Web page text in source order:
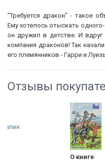
"Требуется дракон" - такое
Ему хотелось отыскать
он дружил в детстве. И вдруг
компания драконов! Так
его племянников - Гарри и
Отзывы
Ивкина
14
Уценка! НОЙ.